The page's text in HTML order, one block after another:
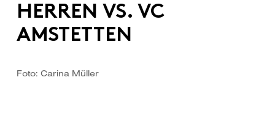
HERREN VS. VC
AMSTETTEN
Foto: Carina Müller